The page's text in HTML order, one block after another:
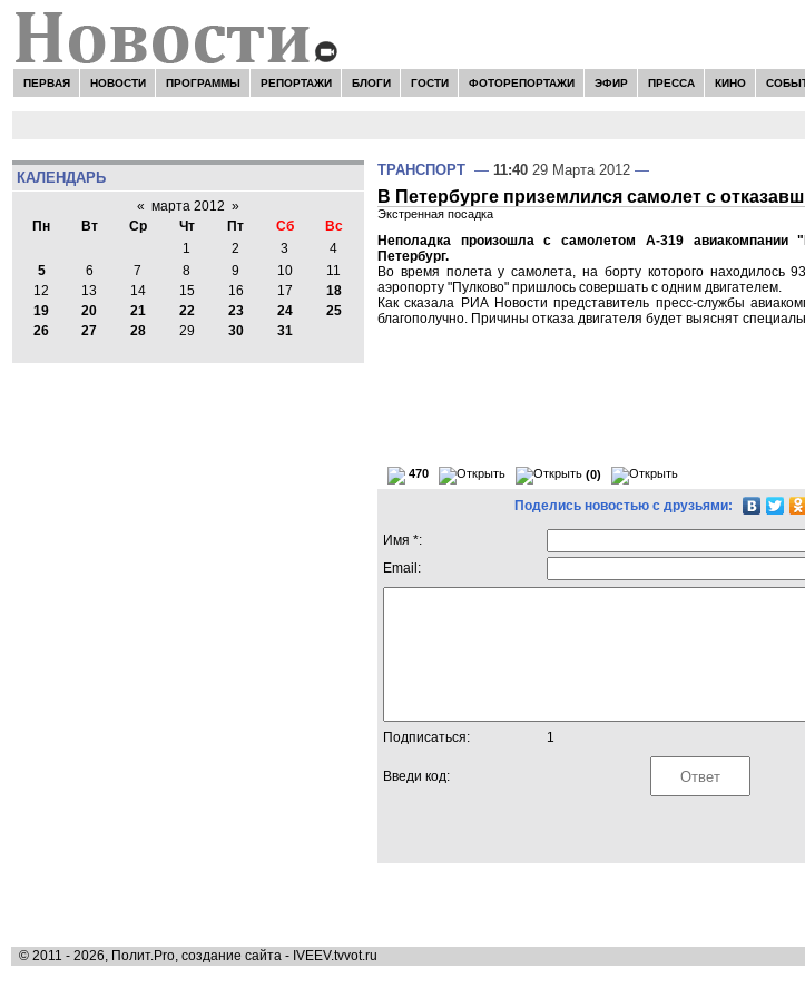
ПЕРВАЯ НОВОСТИ ПРОГРАММЫ РЕПОРТАЖИ БЛОГИ ГОСТИ ФОТОРЕПОРТАЖИ ЭФИР ПРЕССА КИНО
КАЛЕНДАРЬ
« марта 2012 »
Пн
Вт Ср Чт Пт Сб
Вс
1
2 3
4
5
6 7 8 9 10
11
12
13 14 15 16 17
18
19
20 21 22 23 24
25
26
27 28 29 30 31
ТРАНСПОРТ — 11:40 29 Марта 2012 —
В Петербурге приземлился самолет с
Экстренная посадка
Неполадка произошла с самолетом А-319
Петербург.
Во время полета у самолета, на борту которого находилось
аэропорту "Пулково" пришлось совершать с одним двигателем.
Как сказала РИА Новости представитель пресс-службы
благополучно. Причины отказа двигателя будет выяснят
470 (0)
Поделись новостью с друзьями:
Имя *:
Email:
Подписаться: 1
Введи код:
© 2011 - 2026, Полит.Pro, создание сайта - IVEEV.tvvot.ru